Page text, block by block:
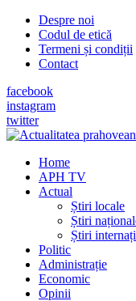
Despre noi
Codul de etică
Termeni și condiții
Contact
facebook
instagram
twitter
Home
APH TV
Actual
Știri locale
Știri
Știri
Politic
Administrație
Economic
Opinii